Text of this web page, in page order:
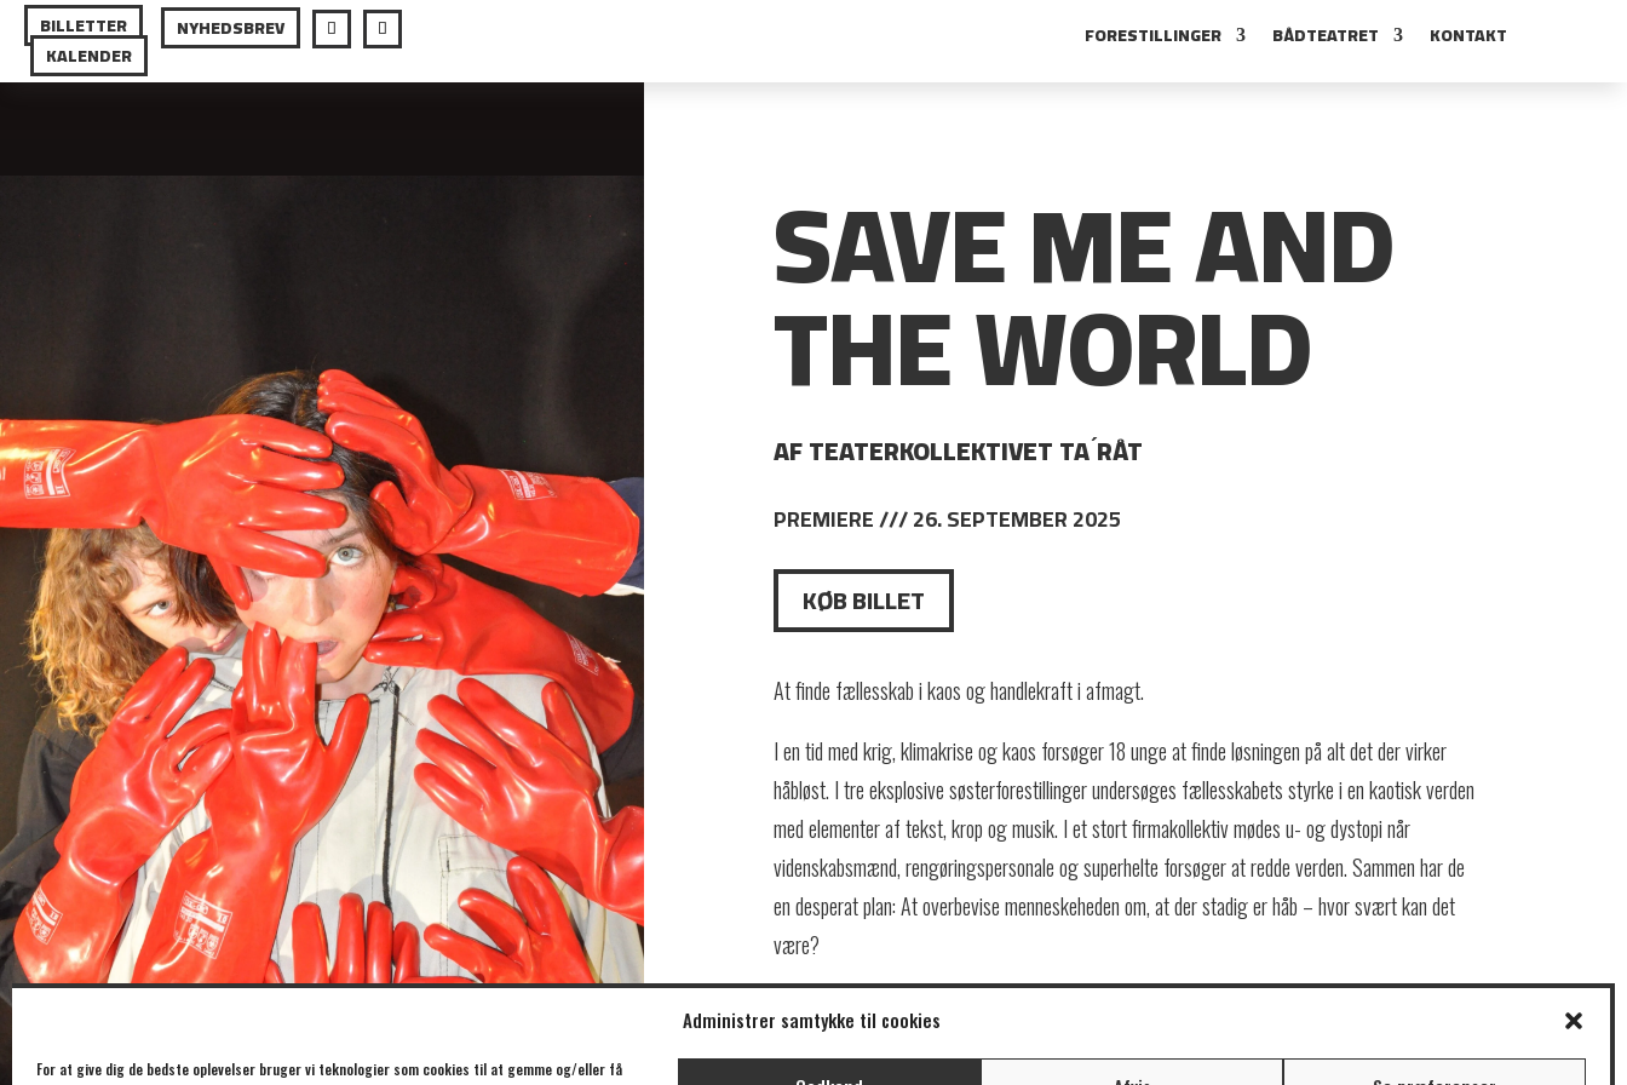
Administrer samtykke til cookies
For at give dig de bedste oplevelser bruger vi teknologier som cookies til at gemme og/eller få
BILLETTER
KALENDER
NYHEDSBREV FORESTILLINGER BÅDTEATRET KONTAKT
SAVE ME AND
THE WORLD
AF TEATERKOLLEKTIVET TA ́RÅT
PREMIERE /// 26. SEPTEMBER 2025
KØB BILLET
At finde fællesskab i kaos og handlekraft i afmagt.
I en tid med krig, klimakrise og kaos forsøger 18 unge at finde løsningen på alt det der virker
håbløst. I tre eksplosive søsterforestillinger undersøges fællesskabets styrke i en kaotisk verden
med elementer af tekst, krop og musik. I et stort firmakollektiv mødes u- og dystopi når
videnskabsmænd, rengøringspersonale og superhelte forsøger at redde verden. Sammen har de
en desperat plan: At overbevise menneskeheden om, at der stadig er håb – hvor svært kan det
være?
Forestillingen er støttet af Teaterhøjskolen Rødkilde.
Billetter her